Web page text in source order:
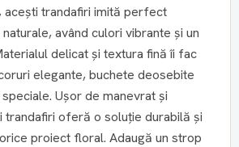
acești trandafiri imită perfect
având culori vibrante și un
delicat și textura fină îi fac
elegante, buchete deosebite
Ușor de manevrat și
trandafiri oferă o soluție durabilă și
proiect floral. Adaugă un strop